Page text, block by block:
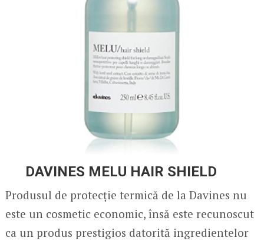
DAVINES MELU HAIR SHIELD
Produsul de protecție termică de la Davines nu
este un cosmetic economic, însă este recunoscut
ca un produs prestigios datorită ingredientelor